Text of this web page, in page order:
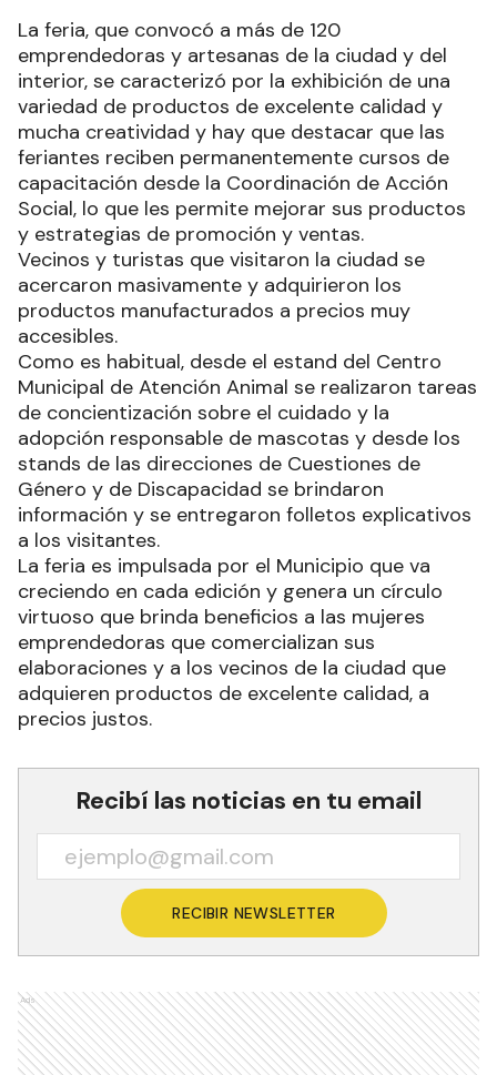
La feria, que convocó a más de 120
emprendedoras y artesanas de la ciudad y del
interior, se caracterizó por la exhibición de una
variedad de productos de excelente calidad y
mucha creatividad y hay que destacar que las
feriantes reciben permanentemente cursos de
capacitación desde la Coordinación de Acción
Social, lo que les permite mejorar sus productos
y estrategias de promoción y ventas.
Vecinos y turistas que visitaron la ciudad se
acercaron masivamente y adquirieron los
productos manufacturados a precios muy
accesibles.
Como es habitual, desde el estand del Centro
Municipal de Atención Animal se realizaron tareas
de concientización sobre el cuidado y la
adopción responsable de mascotas y desde los
stands de las direcciones de Cuestiones de
Género y de Discapacidad se brindaron
información y se entregaron folletos explicativos
a los visitantes.
La feria es impulsada por el Municipio que va
creciendo en cada edición y genera un círculo
virtuoso que brinda beneficios a las mujeres
emprendedoras que comercializan sus
elaboraciones y a los vecinos de la ciudad que
adquieren productos de excelente calidad, a
precios justos.
Recibí las noticias en tu email
RECIBIR NEWSLETTER
Ads